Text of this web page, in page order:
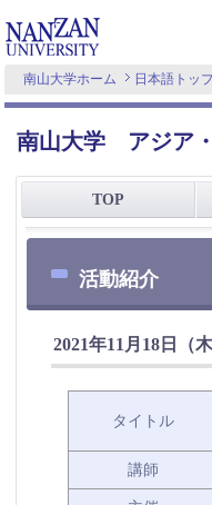
南山大学ホーム 日本語トッ
南山大学 アジア
TOP
活動紹介
2021年11月18日（
タイトル
講師